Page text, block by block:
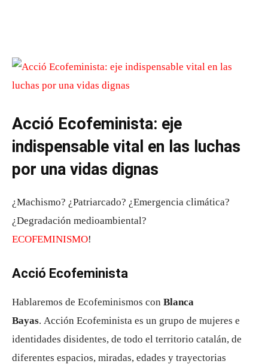
Acció Ecofeminista: eje
indispensable vital en las luchas
por una vidas dignas
¿Machismo? ¿Patriarcado? ¿Emergencia climática?
¿Degradación medioambiental?
ECOFEMINISMO!
Acció Ecofeminista
Hablaremos de Ecofeminismos con Blanca
Bayas. Acción Ecofeminista es un grupo de mujeres e
identidades disidentes, de todo el territorio catalán, de
diferentes espacios, miradas, edades y trayectorias